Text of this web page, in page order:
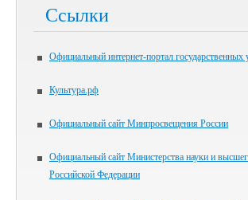
Ссылки
Официальный интернет-портал государственных
Культура.рф
Официальный сайт Минпросвещения России
Официальный сайт Министерства науки и
Российской Федерации